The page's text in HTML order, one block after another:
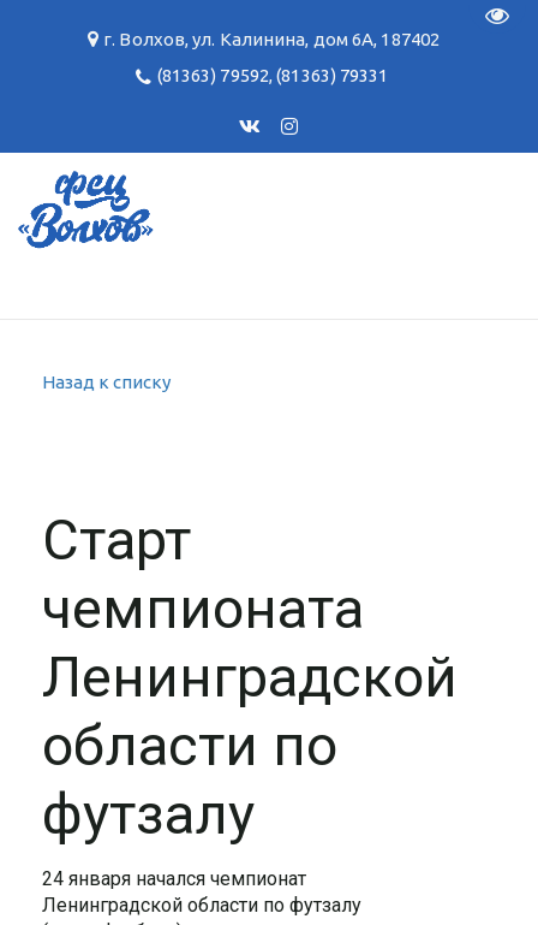
г. Волхов,ул. Калинина, дом 6А, 187402
(81363) 79592,(81363) 79331
Назад к списку
Старт
чемпионата
Ленинградской
области по
футзалу
24 января начался чемпионат
Ленинградской области по футзалу